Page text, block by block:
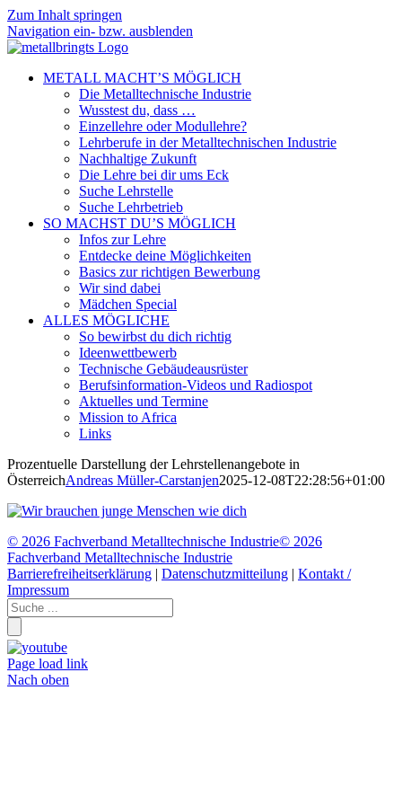
Zum Inhalt springen
Navigation ein- bzw. ausblenden
METALL MACHT’S MÖGLICH
Die Metalltechnische Industrie
Wusstest du, dass …
Einzellehre oder Modullehre?
Lehrberufe in der Metalltechnischen Industrie
Nachhaltige Zukunft
Die Lehre bei dir ums Eck
Suche Lehrstelle
Suche Lehrbetrieb
SO MACHST DU’S MÖGLICH
Infos zur Lehre
Entdecke deine Möglichkeiten
Basics zur richtigen Bewerbung
Wir sind dabei
Mädchen Special
ALLES MÖGLICHE
So bewirbst du dich richtig
Ideenwettbewerb
Technische Gebäudeausrüster
Berufsinformation-Videos und Radiospot
Aktuelles und Termine
Mission to Africa
Links
Prozentuelle Darstellung der Lehrstellenangebote in
ÖsterreichAndreas Müller-Carstanjen2025-12-08T22:28:56+01:00
© 2026 Fachverband Metalltechnische Industrie© 2026
Fachverband Metalltechnische Industrie
Barrierefreiheitserklärung | Datenschutzmitteilung | Kontakt /
Impressum
Page load link
Nach oben